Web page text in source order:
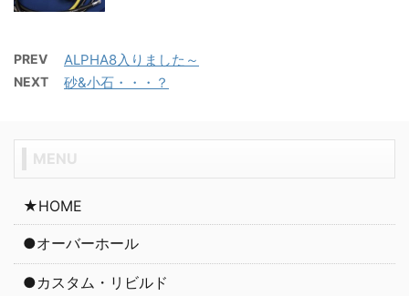
PREV ALPHA8入りました～
NEXT 砂&小石・・・？
MENU
★HOME
●オーバーホール
●カスタム・リビルド